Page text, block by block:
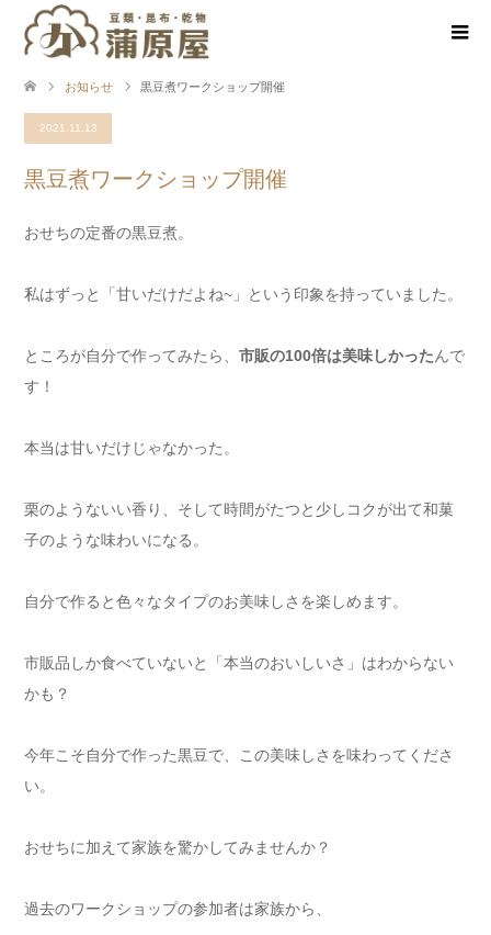
お知らせ 黒豆煮ワークショップ開催
2021.11.13
黒豆煮ワークショップ開催
おせちの定番の黒豆煮。
私はずっと「甘いだけだよね~」という印象を持っていました。
ところが自分で作ってみたら、 市販の100倍は美味しかったんで
す！
本当は甘いだけじゃなかった。
栗のようないい香り、そして時間がたつと少しコクが出て和菓
子のような味わいになる。
自分で作ると色々なタイプのお美味しさを楽しめます。
市販品しか食べていないと「本当のおいしいさ」はわからない
かも？
今年こそ自分で作った黒豆で、この美味しさを味わってくださ
い。
おせちに加えて家族を驚かしてみませんか？
過去のワークショップの参加者は家族から、